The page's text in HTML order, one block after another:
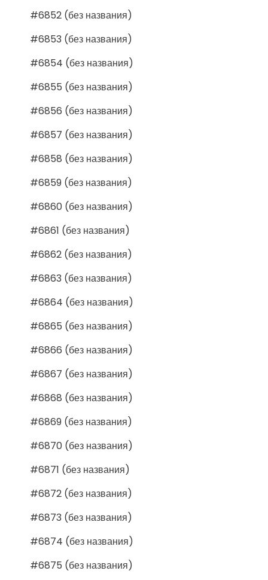
#6852 (без названия)
#6853 (без названия)
#6854 (без названия)
#6855 (без названия)
#6856 (без названия)
#6857 (без названия)
#6858 (без названия)
#6859 (без названия)
#6860 (без названия)
#6861 (без названия)
#6862 (без названия)
#6863 (без названия)
#6864 (без названия)
#6865 (без названия)
#6866 (без названия)
#6867 (без названия)
#6868 (без названия)
#6869 (без названия)
#6870 (без названия)
#6871 (без названия)
#6872 (без названия)
#6873 (без названия)
#6874 (без названия)
#6875 (без названия)